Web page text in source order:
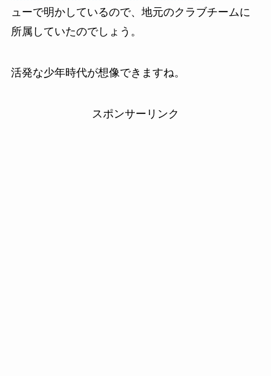
ューで明かしているので、地元のクラブチームに
所属していたのでしょう。
活発な少年時代が想像できますね。
スポンサーリンク